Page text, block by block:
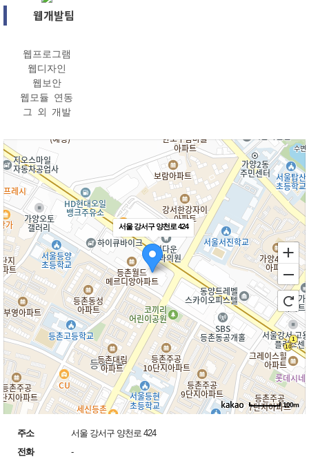
웹개발팀
웹프로그램
웹디자인
웹보안
웹모듈 연동
그 외 개발
서울 강서구 양천로 424
100m
주소
서울 강서구 양천로 424
전화
-